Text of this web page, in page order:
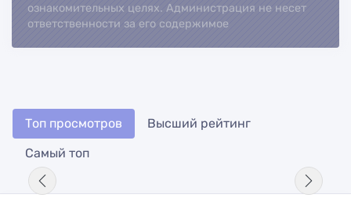
ознакомительных целях. Администрация не несет
ответственности за его содержимое
Топ просмотров
Высший рейтинг
Самый топ